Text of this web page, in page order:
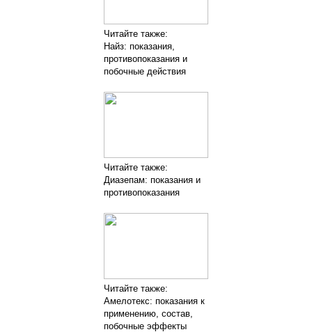
Читайте также:
Найз: показания,
противопоказания и
побочные действия
Читайте также:
Диазепам: показания и
противопоказания
Читайте также:
Амелотекс: показания к
применению, состав,
побочные эффекты